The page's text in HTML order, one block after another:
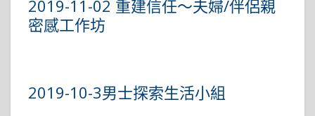
2019-11-02 重建信任～夫婦/伴侶親
密感工作坊
2019-10-3男士探索生活小組